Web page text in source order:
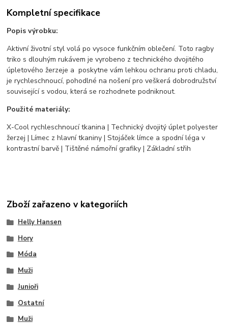
Kompletní specifikace
Popis výrobku:
Aktivní životní styl volá po vysoce funkčním oblečení. Toto ragby
triko s dlouhým rukávem je vyrobeno z technického dvojitého
úpletového žerzeje a poskytne vám lehkou ochranu proti chladu,
je rychleschnoucí, pohodlné na nošení pro veškerá dobrodružství
související s vodou, která se rozhodnete podniknout.
Použité materiály:
X-Cool rychleschnoucí tkanina | Technický dvojitý úplet polyester
žerzej | Límec z hlavní tkaniny | Stojáček límce a spodní léga v
kontrastní barvě | Tištěné námořní grafiky | Základní střih
Zboží zařazeno v kategoriích
Helly Hansen
Hory
Móda
Muži
Junioři
Ostatní
Muži